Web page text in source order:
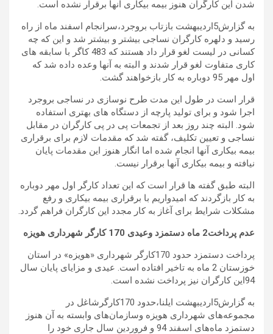
شدن این کارگران هنوز بیمه بیکاری آنها برقرار نشده است.
به گزارش5اردیبهشت بازتاب بروجرد،سرانجام اسفند ماه از راه
رسید و دلهره کارگران نساجی بیشتر و بیشتر شد و این که چه
کسانی در لیست لغو قرار داد هستند که 483 کاگر با سابقه های
کاری متفاوت لغو قرار شدند و البته به آنها وعده داده شد که
اول مهر 95 دوباره به کار بازخواهند گشت.
قرار است در طول این مدت طرح نوسازی در نساجی بروجرد
اجرا شود و برای تولید پارچه از دستگاه های بهتری استفاده
شود. البته چند روز بعد از تجمعات پی در پی کارگران در مقابل
نساجی و تعیین تکلیف، گفته شد که مقدمات لازم برای برقراری
بیمه بیکاری آنها انجام شده اما انگار هنوز این مقدمات پایان
نیافته و بیمه بیکاری آنها برقرار نیست.
البته طبق گفته ها قرار است که این تعداد کارگر اول مهر دوباره
به کار بازگردند که امیدواریم با برقراری بیمه بیکاری و رفع
مشکلات شرایط برای آغاز به کار مجدد این کارگران فراهم گردد.
عدم پرداخت2 ماه دستمزد وعیدی 170 کارگر شهرداری هویزه
پرداخت دستمزد حدود 170کارگر شهرداری «هویزه» در استان
خوزستان 2 ماه به تاخیر افتاده است. عیدی و مزایای پایان سال
94این کارگران نیز پرداخت نشده است.
به گزارش5اردیبهشت ایلنا،حدود 170کارگرشاغل در
مجموعه‌های شهرداری هویزه وسازمان‌های وابسته به آن هنوز
دستمزد ماه‌های اسفند 94 و فروردین سال جاری خود را